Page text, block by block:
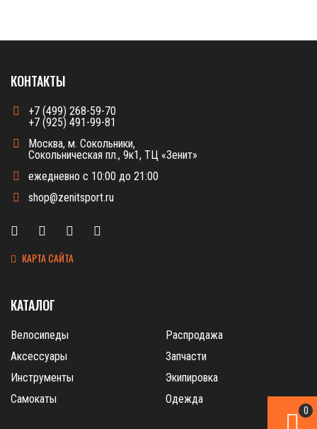
0
КОНТАКТЫ
+7 (499) 268-59-70
+7 (925) 491-99-81
Москва, м. Сокольники,
Сокольническая пл., 9к1, ТЦ «Зенит»
ежедневно с 10:00 до 21:00
shop@zenitsport.ru
КАРТА САЙТА
КАТАЛОГ
Велосипеды
Распродажа
Аксессуары
Запчасти
Инструменты
Экипировка
Самокаты
Одежда